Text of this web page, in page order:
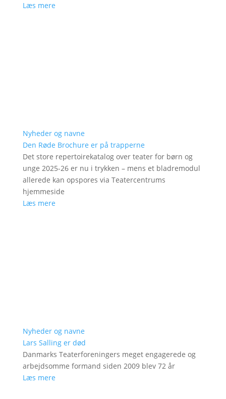
Læs mere
Nyheder og navne
Den Røde Brochure er på trapperne
Det store repertoirekatalog over teater for børn og
unge 2025-26 er nu i trykken – mens et bladremodul
allerede kan opspores via Teatercentrums
hjemmeside
Læs mere
Nyheder og navne
Lars Salling er død
Danmarks Teaterforeningers meget engagerede og
arbejdsomme formand siden 2009 blev 72 år
Læs mere